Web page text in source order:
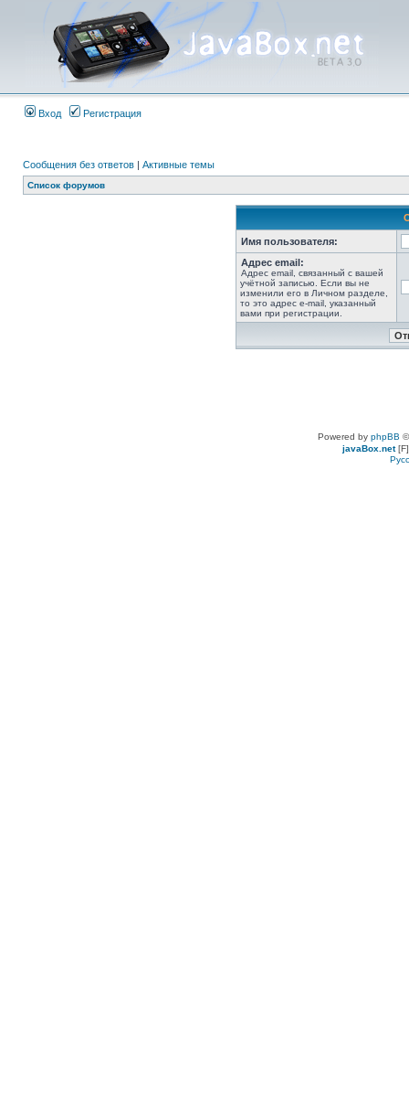
Вход Регистрация
Сообщения без ответов | Активные темы
Список форумов
Имя пользователя:
Адрес email:
Адрес email, связанный с вашей
учётной записью. Если вы не
изменили его в Личном разделе,
то это адрес e-mail, указанный
вами при регистрации.
Powered by phpBB
javaBox.net